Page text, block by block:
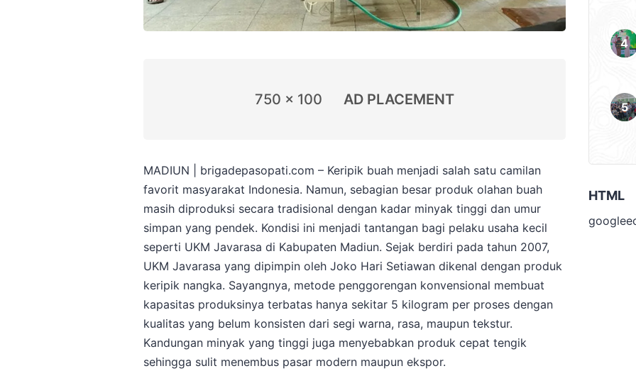
750 x 100 AD PLACEMENT
MADIUN | brigadepasopati.com – Keripik buah menjadi salah satu camilan
favorit masyarakat Indonesia. Namun, sebagian besar produk olahan buah
masih diproduksi secara tradisional dengan kadar minyak tinggi dan umur
simpan yang pendek. Kondisi ini menjadi tantangan bagi pelaku usaha kecil
seperti UKM Javarasa di Kabupaten Madiun. Sejak berdiri pada tahun 2007,
UKM Javarasa yang dipimpin oleh Joko Hari Setiawan dikenal dengan produk
keripik nangka. Sayangnya, metode penggorengan konvensional membuat
kapasitas produksinya terbatas hanya sekitar 5 kilogram per proses dengan
kualitas yang belum konsisten dari segi warna, rasa, maupun tekstur.
Kandungan minyak yang tinggi juga menyebabkan produk cepat tengik
sehingga sulit menembus pasar modern maupun ekspor.
HTML